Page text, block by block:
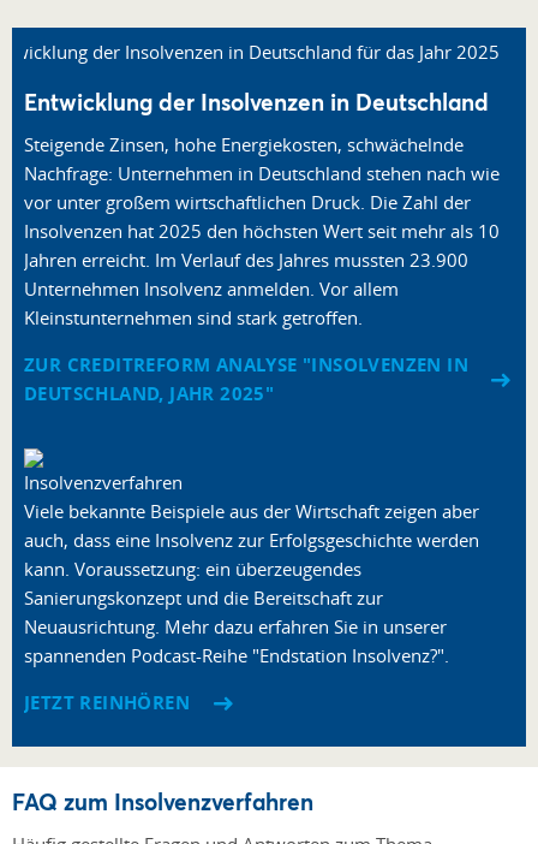
Entwicklung der Insolvenzen in Deutschland
Steigende Zinsen, hohe Energiekosten, schwächelnde
Nachfrage: Unternehmen in Deutschland stehen nach wie
vor unter großem wirtschaftlichen Druck. Die Zahl der
Insolvenzen hat 2025 den höchsten Wert seit mehr als 10
Jahren erreicht. Im Verlauf des Jahres mussten 23.900
Unternehmen Insolvenz anmelden. Vor allem
Kleinstunternehmen sind stark getroffen.
ZUR CREDITREFORM ANALYSE "INSOLVENZEN IN
DEUTSCHLAND, JAHR 2025"
Viele bekannte Beispiele aus der Wirtschaft zeigen aber
auch, dass eine Insolvenz zur Erfolgsgeschichte werden
kann. Voraussetzung: ein überzeugendes
Sanierungskonzept und die Bereitschaft zur
Neuausrichtung. Mehr dazu erfahren Sie in unserer
spannenden Podcast-Reihe "Endstation Insolvenz?".
JETZT REINHÖREN
FAQ zum Insolvenzverfahren